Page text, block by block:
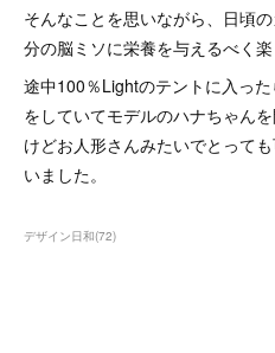
そんなことを思いながら、日頃
分の脳ミソに栄養を与えるべく楽
途中100％Lightのテントに入っ
をしていてモデルのハナちゃん
けどお人形さんみたいでとって
いました。
デザイン日和(72)